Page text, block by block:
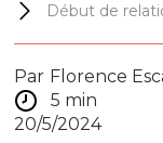
Début de
Par Florence
5 min
20/5/2024